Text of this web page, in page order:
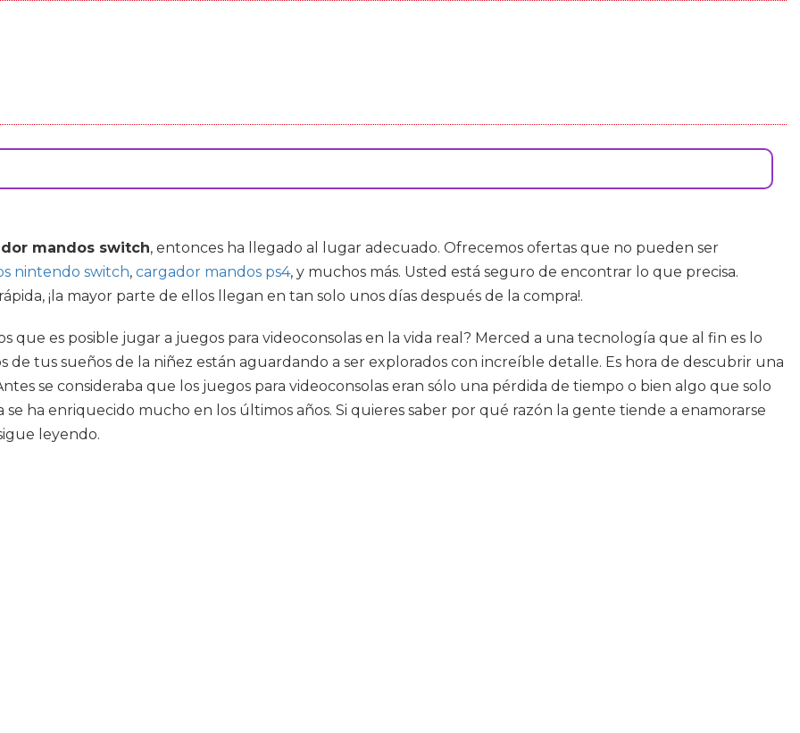
mandos switch, entonces ha llegado al lugar adecuado. Ofrecemos ofertas que no pueden ser
nintendo switch, cargador mandos ps4, y muchos más. Usted está seguro de encontrar lo que precisa.
¡la mayor parte de ellos llegan en tan solo unos días después de la compra!.
que es posible jugar a juegos para videoconsolas en la vida real? Merced a una tecnología que al fin es lo
tus sueños de la niñez están aguardando a ser explorados con increíble detalle. Es hora de descubrir una
se consideraba que los juegos para videoconsolas eran sólo una pérdida de tiempo o bien algo que solo
ha enriquecido mucho en los últimos años. Si quieres saber por qué razón la gente tiende a enamorarse
leyendo.